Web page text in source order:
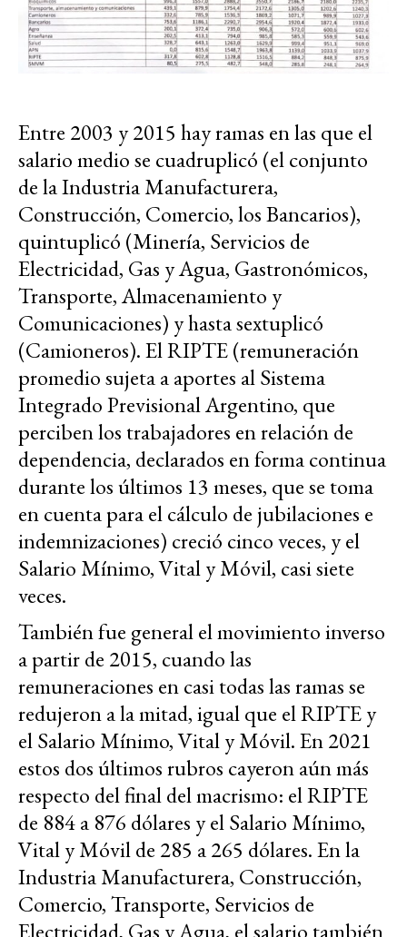
Entre 2003 y 2015 hay ramas en las que el
salario medio se cuadruplicó (el conjunto
de la Industria Manufacturera,
Construcción, Comercio, los Bancarios),
quintuplicó (Minería, Servicios de
Electricidad, Gas y Agua, Gastronómicos,
Transporte, Almacenamiento y
Comunicaciones) y hasta sextuplicó
(Camioneros). El RIPTE (remuneración
promedio sujeta a aportes al Sistema
Integrado Previsional Argentino, que
perciben los trabajadores en relación de
dependencia, declarados en forma continua
durante los últimos 13 meses, que se toma
en cuenta para el cálculo de jubilaciones e
indemnizaciones) creció cinco veces, y el
Salario Mínimo, Vital y Móvil, casi siete
veces.
También fue general el movimiento inverso
a partir de 2015, cuando las
remuneraciones en casi todas las ramas se
redujeron a la mitad, igual que el RIPTE y
el Salario Mínimo, Vital y Móvil. En 2021
estos dos últimos rubros cayeron aún más
respecto del final del macrismo: el RIPTE
de 884 a 876 dólares y el Salario Mínimo,
Vital y Móvil de 285 a 265 dólares. En la
Industria Manufacturera, Construcción,
Comercio, Transporte, Servicios de
Electricidad, Gas y Agua, el salario también